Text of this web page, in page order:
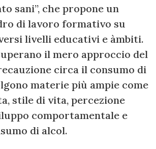
sani”, che propone un
di lavoro formativo su
livelli educativi e àmbiti.
il mero approccio del
circa il consumo di
materie più ampie come
stile di vita, percezione
comportamentale e
di alcol.